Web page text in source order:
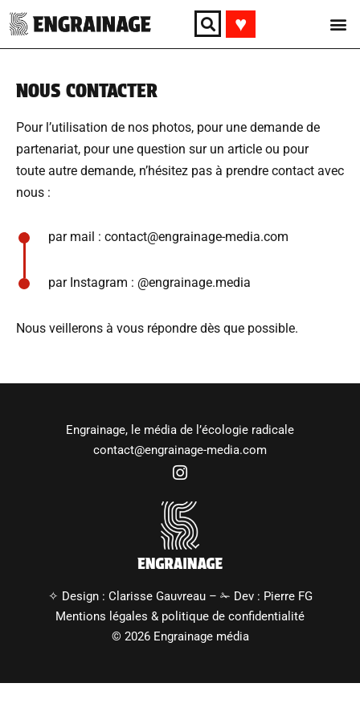
♥︎
NOUS CONTACTER
Pour l’utilisation de nos photos, pour une demande de
partenariat, pour une question sur un article ou pour
toute autre demande, n’hésitez pas à prendre contact avec
nous :
par mail : contact@engrainage-media.com
par Instagram : @engrainage.media
Nous veillerons à vous répondre dès que possible.
Engrainage, le média de l’écologie radicale
contact@engrainage-media.com
✧ Design : Clarisse Gauvreau– ✁ Dev : Pierre FG
Mentions légales & politique de confidentialité
© 2026 Engrainage média